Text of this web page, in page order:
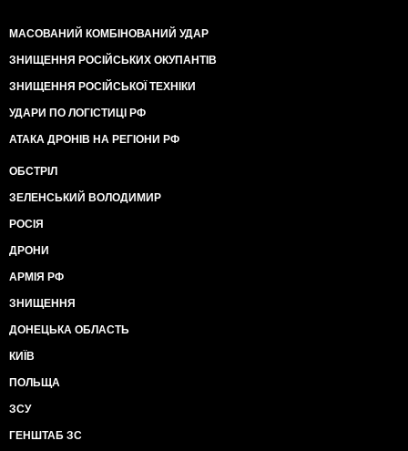
МАСОВАНИЙ КОМБІНОВАНИЙ УДАР
ЗНИЩЕННЯ РОСІЙСЬКИХ ОКУПАНТІВ
ЗНИЩЕННЯ РОСІЙСЬКОЇ ТЕХНІКИ
УДАРИ ПО ЛОГІСТИЦІ РФ
АТАКА ДРОНІВ НА РЕГІОНИ РФ
ОБСТРІЛ
ЗЕЛЕНСЬКИЙ ВОЛОДИМИР
РОСІЯ
ДРОНИ
АРМІЯ РФ
ЗНИЩЕННЯ
ДОНЕЦЬКА ОБЛАСТЬ
КИЇВ
ПОЛЬЩА
ЗСУ
ГЕНШТАБ ЗС